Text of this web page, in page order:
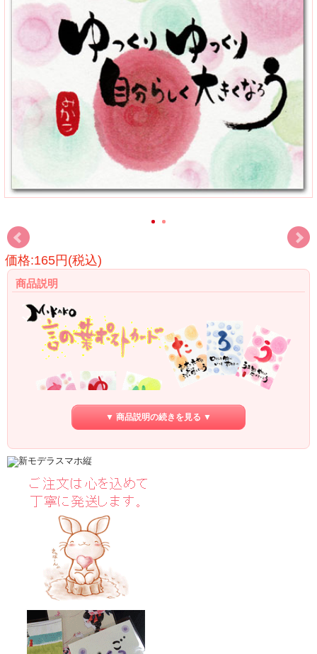
価格:165円(税込)
商品説明
そっと贈りたい時に・・・・・・。MIKAKOのメッセージを・・・・・。
▼ 商品説明の続きを見る ▼